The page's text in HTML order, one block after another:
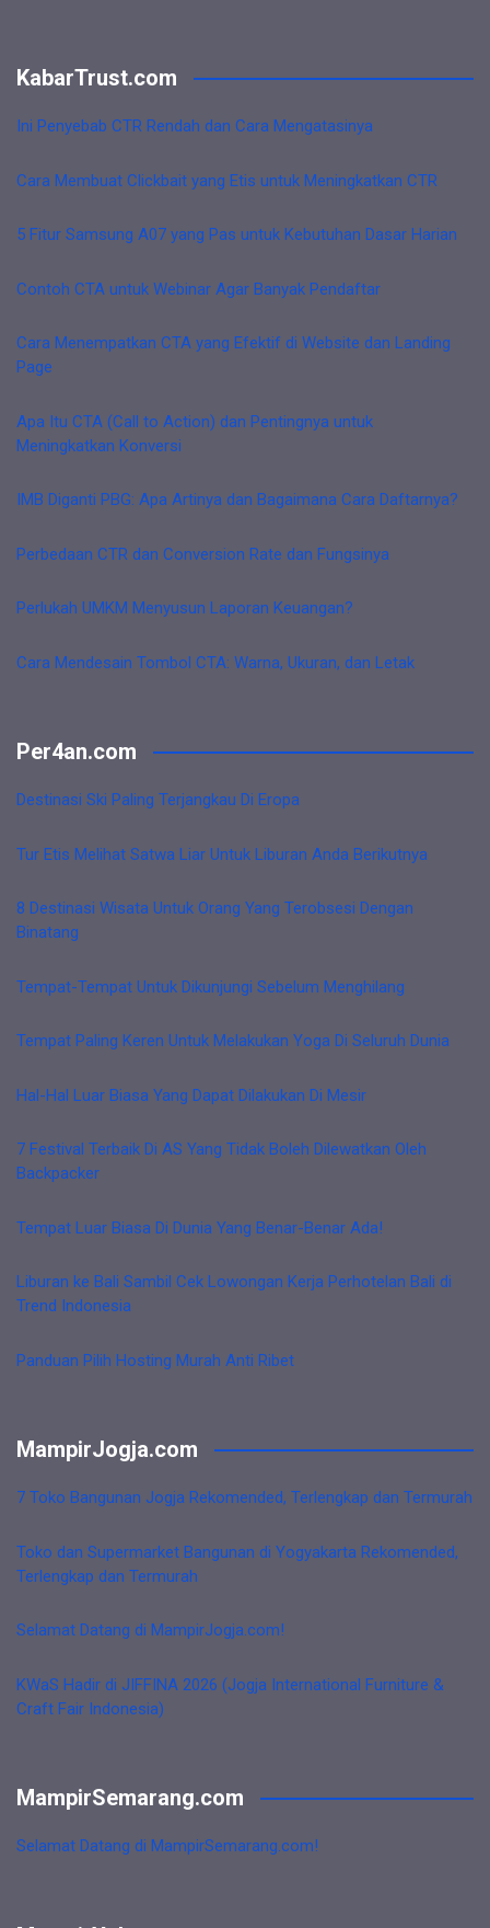
KabarTrust.com
Ini Penyebab CTR Rendah dan Cara Mengatasinya
Cara Membuat Clickbait yang Etis untuk Meningkatkan CTR
5 Fitur Samsung A07 yang Pas untuk Kebutuhan Dasar Harian
Contoh CTA untuk Webinar Agar Banyak Pendaftar
Cara Menempatkan CTA yang Efektif di Website dan Landing
Page
Apa Itu CTA (Call to Action) dan Pentingnya untuk
Meningkatkan Konversi
IMB Diganti PBG: Apa Artinya dan Bagaimana Cara Daftarnya?
Perbedaan CTR dan Conversion Rate dan Fungsinya
Perlukah UMKM Menyusun Laporan Keuangan?
Cara Mendesain Tombol CTA: Warna, Ukuran, dan Letak
Per4an.com
Destinasi Ski Paling Terjangkau Di Eropa
Tur Etis Melihat Satwa Liar Untuk Liburan Anda Berikutnya
8 Destinasi Wisata Untuk Orang Yang Terobsesi Dengan
Binatang
Tempat-Tempat Untuk Dikunjungi Sebelum Menghilang
Tempat Paling Keren Untuk Melakukan Yoga Di Seluruh Dunia
Hal-Hal Luar Biasa Yang Dapat Dilakukan Di Mesir
7 Festival Terbaik Di AS Yang Tidak Boleh Dilewatkan Oleh
Backpacker
Tempat Luar Biasa Di Dunia Yang Benar-Benar Ada!
Liburan ke Bali Sambil Cek Lowongan Kerja Perhotelan Bali di
Trend Indonesia
Panduan Pilih Hosting Murah Anti Ribet
MampirJogja.com
7 Toko Bangunan Jogja Rekomended, Terlengkap dan Termurah
Toko dan Supermarket Bangunan di Yogyakarta Rekomended,
Terlengkap dan Termurah
Selamat Datang di MampirJogja.com!
KWaS Hadir di JIFFINA 2026 (Jogja International Furniture &
Craft Fair Indonesia)
MampirSemarang.com
Selamat Datang di MampirSemarang.com!